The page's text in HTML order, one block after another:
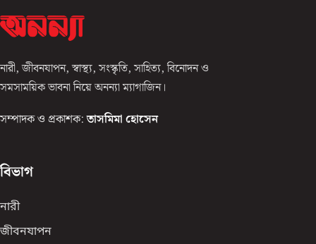
নারী, জীবনযাপন, স্বাস্থ্য, সংস্কৃতি, সাহিত্য, বিনোদন ও
সমসাময়িক ভাবনা নিয়ে অনন্যা ম্যাগাজিন।
সম্পাদক ও প্রকাশক: তাসমিমা হোসেন
বিভাগ
নারী
জীবনযাপন